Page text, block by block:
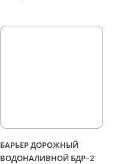
БАРЬЕР ДОРОЖНЫЙ
ВОДОНАЛИВНОЙ БДР–2